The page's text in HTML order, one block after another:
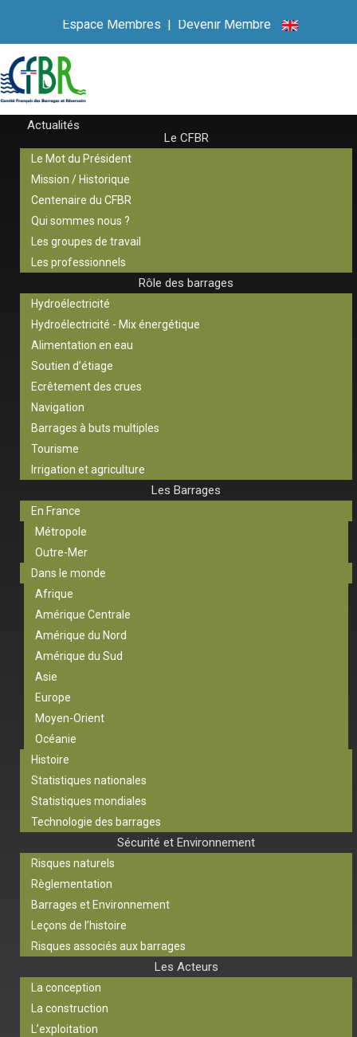
Espace Membres | Devenir Membre
Actualités
Le CFBR
Le Mot du Président
Mission / Historique
Centenaire du CFBR
Qui sommes nous ?
Les groupes de travail
Les professionnels
Rôle des barrages
Hydroélectricité
Hydroélectricité - Mix énergétique
Alimentation en eau
Soutien d’étiage
Ecrêtement des crues
Navigation
Barrages à buts multiples
Tourisme
Irrigation et agriculture
Les Barrages
En France
Métropole
Outre-Mer
Dans le monde
Afrique
Amérique Centrale
Amérique du Nord
Amérique du Sud
Asie
Europe
Moyen-Orient
Océanie
Histoire
Statistiques nationales
Statistiques mondiales
Technologie des barrages
Sécurité et Environnement
Risques naturels
Règlementation
Barrages et Environnement
Leçons de l’histoire
Risques associés aux barrages
Les Acteurs
La conception
La construction
L’exploitation